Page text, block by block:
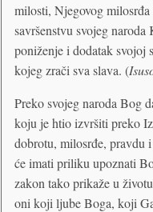
milosti, Njegovog
savršenstvu svojeg
poniženje i dodatak
kojeg zrači sva slava. (
Preko svojeg naroda Bog
koju je htio izvršiti preko
dobrotu, milosrđe, pravdu
će imati priliku upoznati
zakon tako prikaže u
oni koji ljube Boga, koji